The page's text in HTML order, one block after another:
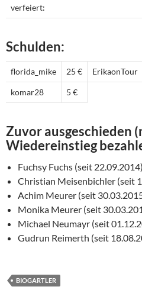
verfeiert:
Schulden:
florida_mike 25 € ErikaonTour
komar28 5 €
Zuvor ausgeschieden
Wiedereinstieg
Fuchsy Fuchs (seit 22.09.2014)
Christian Meisenbichler (seit
Achim Meurer (seit
Monika Meurer (seit
Michael Neumayr (seit
Gudrun Reimerth (seit
BIOGARTLER